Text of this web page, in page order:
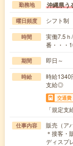
勤務地 沖縄県う
曜日頻度 シフト制
時間
実働7.5
番・・・
期間 即日～
時給
時給
支給◎
交通費
「規定支
仕事内容
販売（ア
＊接客・
ディスプ